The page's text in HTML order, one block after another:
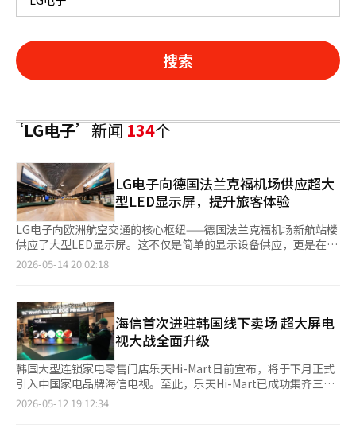
搜索
‘LG电子’新闻134个
LG电子向德国法兰克福机场供应超大
型LED显示屏，提升旅客体验
LG电子向欧洲航空交通的核心枢纽——德国法兰克福机场新航站楼
供应了大型LED显示屏。这不仅是简单的显示设备供应，更是在24
小时稳定运营和安全性至关重要的机场基础设施市场中证明了其技
显示屏总面积达到115㎡，安装在航站楼中央的市场广场，负责向
旅客传递航班信息、广告及文化内容等。 法兰克福机场是德国客
流量最大的机场，也是欧洲的交通枢纽。由于机场特性，显示屏不
仅需要具备清晰的画质，还需具备长时间稳定运行和快速维护的能
力，这些都是其核心竞争力。 LG电子在此次供应的产品中应用了
主要用于工厂等安全性要求高的工业环境的部件。其设计旨在延缓
火灾扩散，确保在没有额外施工的情况下也能达到高水平的安全
性。 该产品符合欧洲电气和电子设备火灾安全标准“VdS
2026-05-14 20:02:18
海信首次进驻韩国线下卖场 超大屏电
视大战全面升级
韩国大型连锁家电零售门店乐天Hi-Mart日前宣布，将于下月正式
引入中国家电品牌海信电视。至此，乐天Hi-Mart已成功集齐三星
电子、LG电子、TCL与海信等全球电视销量四强。 此前，海信在
2026-05-12 19:12:34